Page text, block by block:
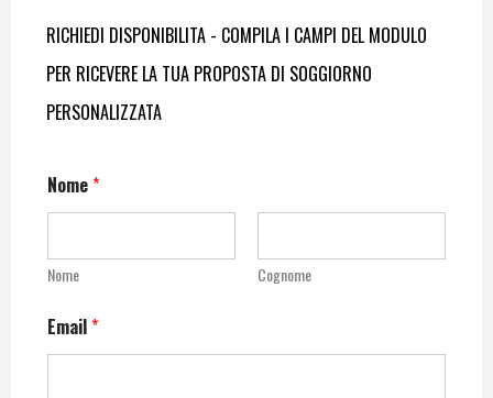
RICHIEDI DISPONIBILITA - COMPILA I CAMPI DEL MODULO
PER RICEVERE LA TUA PROPOSTA DI SOGGIORNO
PERSONALIZZATA
Nome*
Nome Cognome
Email*